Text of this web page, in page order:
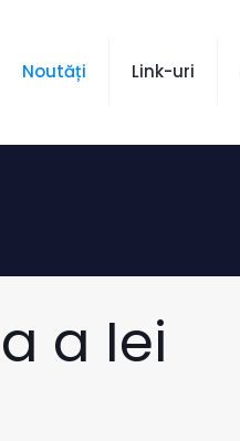
Noutăți Link-uri
a Iei